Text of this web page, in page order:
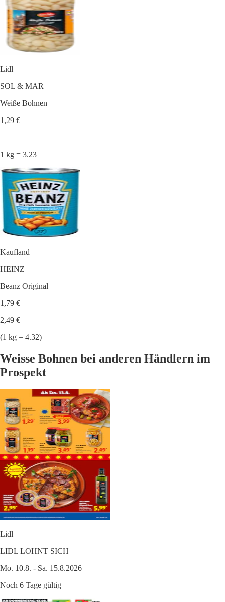
Lidl
SOL & MAR
Weiße Bohnen
1,29 €
1 kg = 3.23
Kaufland
HEINZ
Beanz Original
1,79 €
2,49 €
(1 kg = 4.32)
Weisse Bohnen bei anderen Händlern im
Prospekt
Lidl
LIDL LOHNT SICH
Mo. 10.8. - Sa. 15.8.2026
Noch 6 Tage gültig